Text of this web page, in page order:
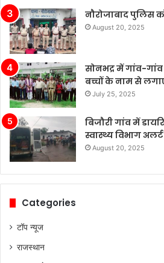
में
टेस्ला
की
बिक्री
लगातार
मजबूत
बनी
हुई
है,
जबकि
अन्य
कंपनियां
समस्याओं
सामना
नौरोजाबाद पुलिस
August 20, 2025
सोनभद्र में गांव-
बच्चों के नाम से
July 25, 2025
बिजौरी गांव में
स्वास्थ्य विभाग अलर्ट
August 20, 2025
Categories
टॉप न्यूज
राजस्थान